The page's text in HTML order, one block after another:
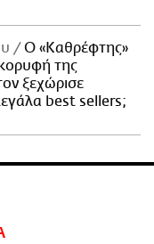
Ο «Καθρέφτης»
της
ξεχώρισε
best sellers;